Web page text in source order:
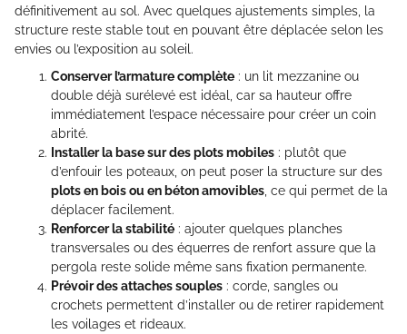
définitivement au sol. Avec quelques ajustements simples, la
structure reste stable tout en pouvant être déplacée selon les
envies ou l’exposition au soleil.
Conserver l’armature complète : un lit mezzanine ou
double déjà surélevé est idéal, car sa hauteur offre
immédiatement l’espace nécessaire pour créer un coin
abrité.
Installer la base sur des plots mobiles : plutôt que
d’enfouir les poteaux, on peut poser la structure sur des
plots en bois ou en béton amovibles , ce qui permet de la
déplacer facilement.
Renforcer la stabilité : ajouter quelques planches
transversales ou des équerres de renfort assure que la
pergola reste solide même sans fixation permanente.
Prévoir des attaches souples : corde, sangles ou
crochets permettent d’installer ou de retirer rapidement
les voilages et rideaux.